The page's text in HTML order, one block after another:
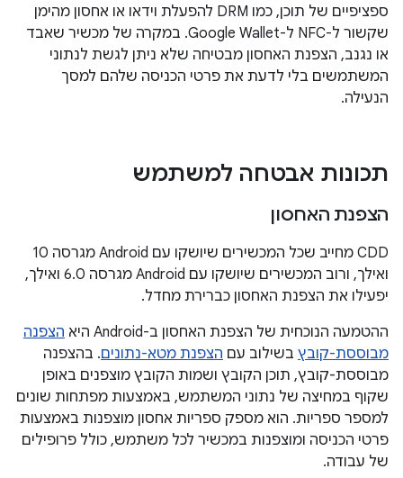
ספציפיים של תוכן, כמו DRM להפעלת וידאו או אחסון מהימן
שקשור ל-NFC ל-Google Wallet. במקרה של מכשיר שאבד
או נגנב, הצפנת האחסון מבטיחה שלא ניתן לגשת לנתוני
המשתמשים בלי לדעת את פרטי הכניסה שלהם למסך
הנעילה.
תכונות אבטחה למשתמש
הצפנת האחסון
CDD מחייב שכל המכשירים שיושקו עם Android מגרסה 10
ואילך, ורוב המכשירים שיושקו עם Android מגרסה 6.0 ואילך,
יפעילו את הצפנת האחסון כברירת מחדל.
ההטמעה הנוכחית של הצפנת האחסון ב-Android היא
הצפנה
מבוססת-קובץ בשילוב עם הצפנת מטא-נתונים. בהצפנה
מבוססת-קובץ, תוכן הקובץ ושמות הקובץ מוצפנים באופן
שקוף במחיצה של נתוני המשתמש, באמצעות מפתחות שונים
למספר ספריות. הוא מספק ספריות אחסון מוצפנות באמצעות
פרטי הכניסה ומוצפנות במכשיר לכל משתמש, כולל פרופילים
של עבודה.